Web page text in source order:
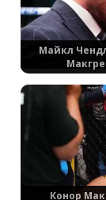
Майкл
Конор